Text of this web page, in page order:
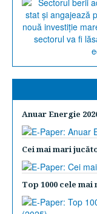
Anuar Energie
Cei mai mari
Top 1000 cele